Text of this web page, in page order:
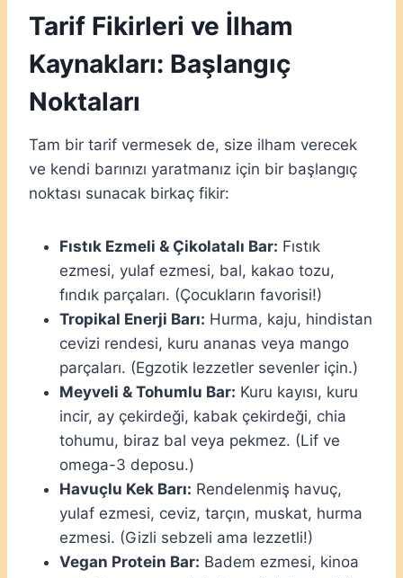
Tarif Fikirleri ve İlham
Kaynakları: Başlangıç
Noktaları
Tam bir tarif vermesek de, size ilham verecek
ve kendi barınızı yaratmanız için bir başlangıç
noktası sunacak birkaç fikir:
Fıstık Ezmeli & Çikolatalı Bar: Fıstık
ezmesi, yulaf ezmesi, bal, kakao tozu,
fındık parçaları. (Çocukların favorisi!)
Tropikal Enerji Barı: Hurma, kaju, hindistan
cevizi rendesi, kuru ananas veya mango
parçaları. (Egzotik lezzetler sevenler için.)
Meyveli & Tohumlu Bar: Kuru kayısı, kuru
incir, ay çekirdeği, kabak çekirdeği, chia
tohumu, biraz bal veya pekmez. (Lif ve
omega-3 deposu.)
Havuçlu Kek Barı: Rendelenmiş havuç,
yulaf ezmesi, ceviz, tarçın, muskat, hurma
ezmesi. (Gizli sebzeli ama lezzetli!)
Vegan Protein Bar: Badem ezmesi, kinoa